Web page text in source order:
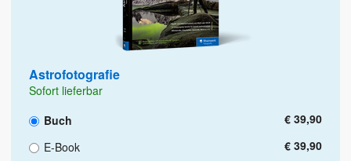
Astrofotografie
Sofort lieferbar
Buch
€ 39,90
E-Book
€ 39,90